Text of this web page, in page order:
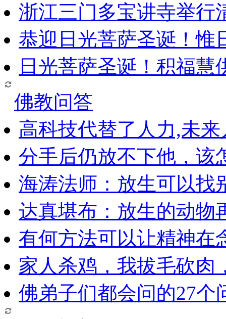
浙江三门多宝讲寺举行
恭迎日光菩萨圣诞！惟
日光菩萨圣诞！积福慧
佛教问答
高科技代替了人力,未
分手后仍放不下他，该
海涛法师：放生可以找
达真堪布：放生的动物
有何方法可以让精神在
家人杀鸡，我拔毛砍肉
佛弟子们都会问的27个